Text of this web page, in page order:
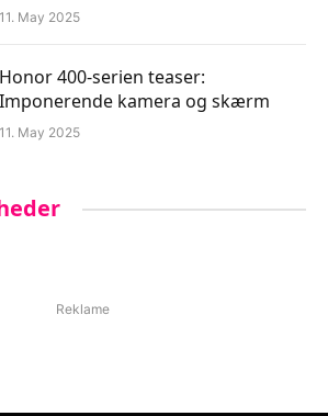
11. May 2025
Honor 400-serien teaser:
Imponerende kamera og skærm
11. May 2025
Reklame